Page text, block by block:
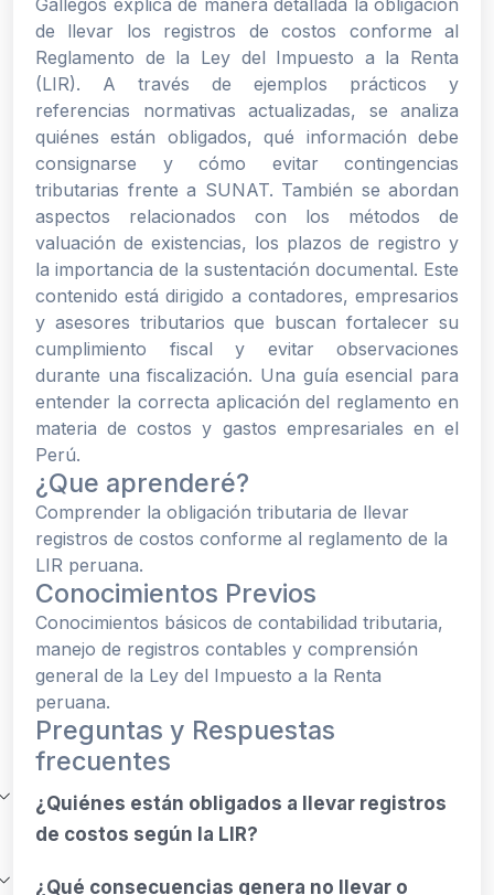
de llevar los registros de costos conforme al
Reglamento de la Ley del Impuesto a la Renta
(LIR). A través de ejemplos prácticos y
referencias normativas actualizadas, se analiza
quiénes están obligados, qué información debe
consignarse y cómo evitar contingencias
tributarias frente a SUNAT. También se abordan
aspectos relacionados con los métodos de
valuación de existencias, los plazos de registro y
la importancia de la sustentación documental. Este
contenido está dirigido a contadores, empresarios
y asesores tributarios que buscan fortalecer su
cumplimiento fiscal y evitar observaciones
durante una fiscalización. Una guía esencial para
entender la correcta aplicación del reglamento en
materia de costos y gastos empresariales en el
Perú.
¿Que aprenderé?
Comprender la obligación tributaria de llevar
registros de costos conforme al reglamento de la
LIR peruana.
Conocimientos Previos
Conocimientos básicos de contabilidad tributaria,
manejo de registros contables y comprensión
general de la Ley del Impuesto a la Renta
peruana.
Preguntas y Respuestas
frecuentes
¿Quiénes están obligados a llevar registros
de costos según la LIR?
¿Qué consecuencias genera no llevar o